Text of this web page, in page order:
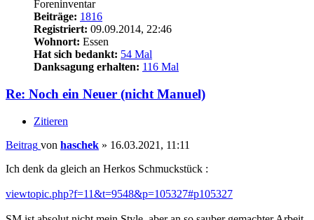
Foreninventar
Beiträge: 1816
Registriert: 09.09.2014, 22:46
Wohnort: Essen
Hat sich bedankt: 54 Mal
Danksagung erhalten: 116 Mal
Re: Noch ein Neuer (nicht Manuel)
Zitieren
Beitrag von haschek » 16.03.2021, 11:11
Ich denk da gleich an Herkos Schmuckstück :
viewtopic.php?f=11&t=9548&p=105327#p105327